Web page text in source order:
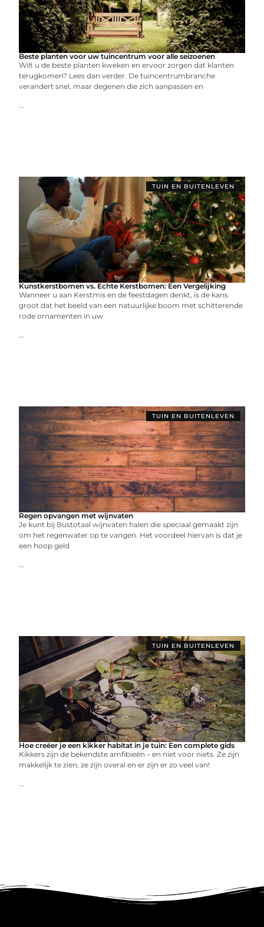
Beste planten voor uw tuincentrum voor alle seizoenen
Wilt u de beste planten kweken en ervoor zorgen dat klanten
terugkomen? Lees dan verder. De tuincentrumbranche
verandert snel, maar degenen die zich aanpassen en
...
TUIN EN BUITENLEVEN
Kunstkerstbomen vs. Echte Kerstbomen: Een Vergelijking
Wanneer u aan Kerstmis en de feestdagen denkt, is de kans
groot dat het beeld van een natuurlijke boom met schitterende
rode ornamenten in uw
...
TUIN EN BUITENLEVEN
Regen opvangen met wijnvaten
Je kunt bij Bustotaal wijnvaten halen die speciaal gemaakt zijn
om het regenwater op te vangen. Het voordeel hiervan is dat je
een hoop geld
...
TUIN EN BUITENLEVEN
Hoe creëer je een kikker habitat in je tuin: Een complete gids
Kikkers zijn de bekendste amfibieën – en niet voor niets. Ze zijn
makkelijk te zien, ze zijn overal en er zijn er zo veel van!
...